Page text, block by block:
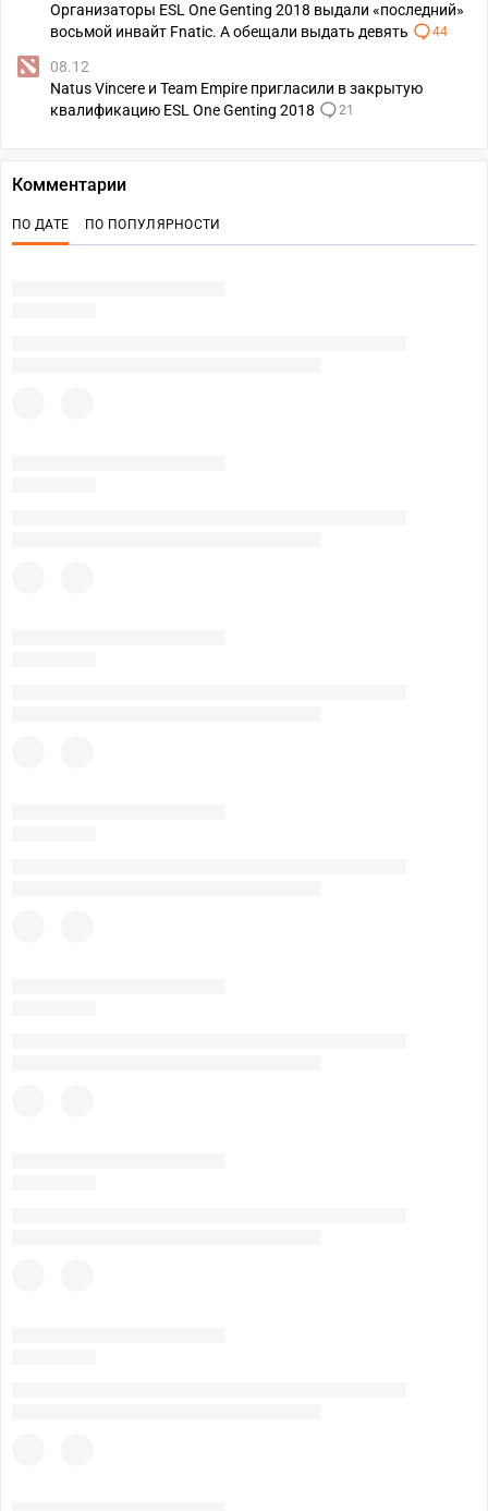
Организаторы ESL One Genting 2018 выдали «последний»
восьмой инвайт Fnatic. А обещали выдать девять
44
08.12
Natus Vincere и Team Empire пригласили в закрытую
квалификацию ESL One Genting 2018
21
Комментарии
ПО ДАТЕ ПО ПОПУЛЯРНОСТИ